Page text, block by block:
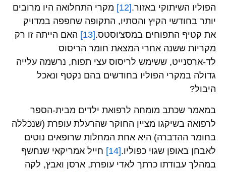
הפוליו השיתוקי באזור.[12]
מקרי התחלואה היו מרובים
יותר בחודשי הקיץ והסתיו, התקופה שחפפה במדויק
את קטיף התפוחים במסצ'וסטס.[13]
האם הייתה זו רק
מקריות ששנה אחרי המצאת חומר הריסוס
לד-ארסנייט, ששימש לריסוס עצי תפוח, נרשמה עלייה
גדולה במקרי הפוליו בחודשים בהם נקטף ונאכל
היבול?
במאמר שכתב מומחה לרפואת ילדים מבית-הספר
לרפואה בשיקגו מציין החוקר שהרעלת עופרת (שנכללה
בחומר ההדברה) היא אחת המחלות שרופאים נוטים
לאבחן באופן שגוי כפוליו.[14]
חייל אמריקאי שנחשף
במהלך עבודתו כרתך לאדי עופרת, ארסן ואבץ, לקה